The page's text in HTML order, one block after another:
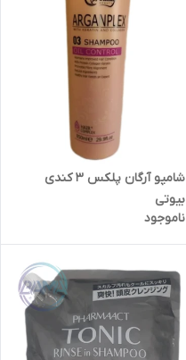
شامپو آرگان پلکس ۳ کندی
بیوتی
ناموجود